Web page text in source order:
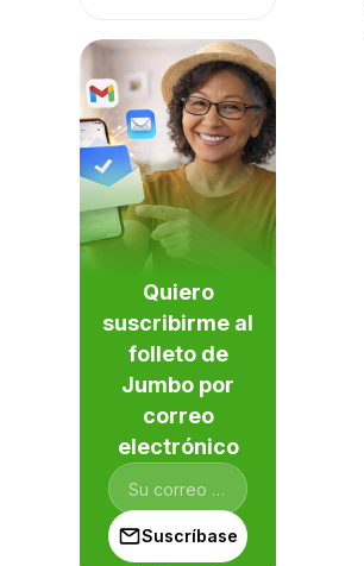
Quiero
suscribirme al
folleto de
Jumbo por
correo
electrónico
Suscríbase